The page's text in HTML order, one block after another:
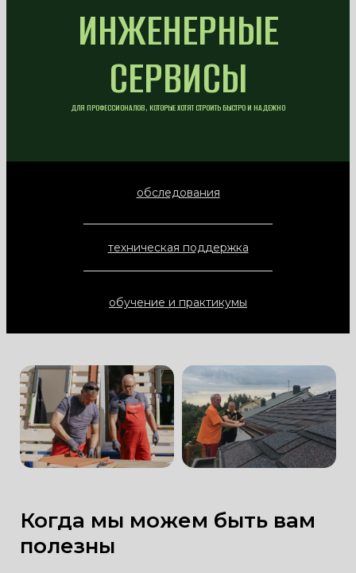
ИНЖЕНЕРНЫЕ
СЕРВИСЫ
ДЛЯ ПРОФЕССИОНАЛОВ, КОТОРЫЕ ХОТЯТ СТРОИТЬ БЫСТРО И НАДЕЖНО
обследования
техническая поддержка
обучение и практикумы
Когда мы можем быть вам
полезны